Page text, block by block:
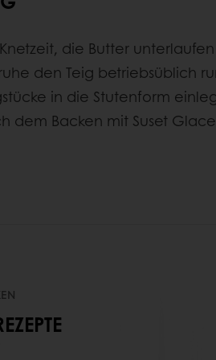
die Butter unterlaufen
den Teig betriebsüblich
in die Stutenform
dem Backen mit Suset